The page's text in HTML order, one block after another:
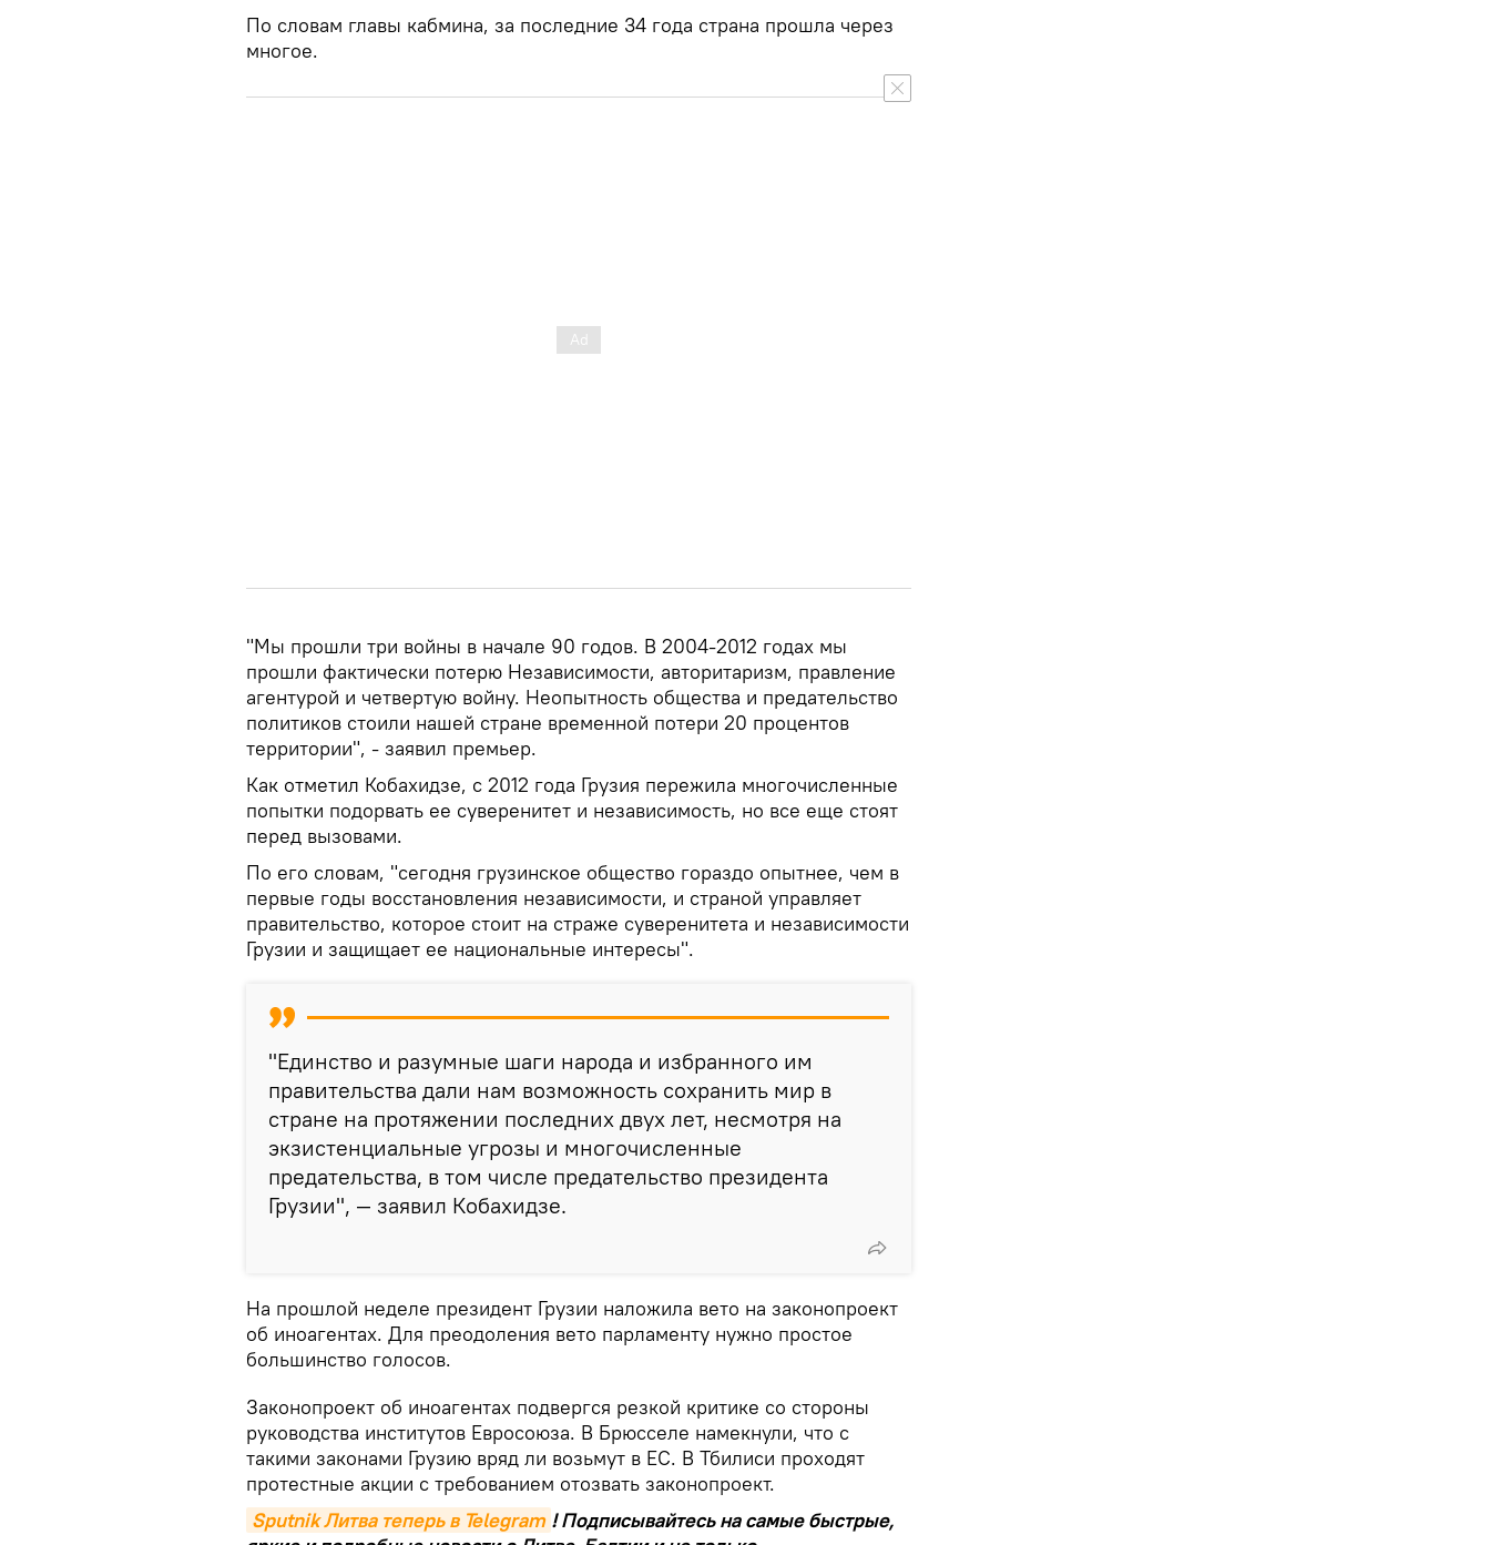
По словам главы кабмина, за последние 34 года страна прошла через
многое.
"Мы прошли три войны в начале 90 годов. В 2004-2012 годах мы
прошли фактически потерю Независимости, авторитаризм, правление
агентурой и четвертую войну. Неопытность общества и предательство
политиков стоили нашей стране временной потери 20 процентов
территории", - заявил премьер.
Как отметил Кобахидзе, с 2012 года Грузия пережила многочисленные
попытки подорвать ее суверенитет и независимость, но все еще стоят
перед вызовами.
По его словам, "сегодня грузинское общество гораздо опытнее, чем в
первые годы восстановления независимости, и страной управляет
правительство, которое стоит на страже суверенитета и независимости
Грузии и защищает ее национальные интересы".
"Единство и разумные шаги народа и избранного им
правительства дали нам возможность сохранить мир в
стране на протяжении последних двух лет, несмотря на
экзистенциальные угрозы и многочисленные
предательства, в том числе предательство президента
Грузии", — заявил Кобахидзе.
На прошлой неделе президент Грузии наложила вето на законопроект
об иноагентах. Для преодоления вето парламенту нужно простое
большинство голосов.
Законопроект об иноагентах подвергся резкой критике со стороны
руководства институтов Евросоюза. В Брюсселе намекнули, что с
такими законами Грузию вряд ли возьмут в ЕС. В Тбилиси проходят
протестные акции с требованием отозвать законопроект.
Sputnik Литва теперь в Telegram ! Подписывайтесь на самые быстрые,